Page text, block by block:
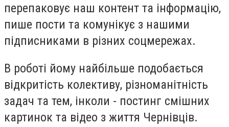
перепаковує наш контент та інформацію,
пише пости та комунікує з нашими
підписниками в різних соцмережах.
В роботі йому найбільше подобається
відкритість колективу, різноманітність
задач та тем, інколи - постинг смішних
картинок та відео з життя Чернівців.